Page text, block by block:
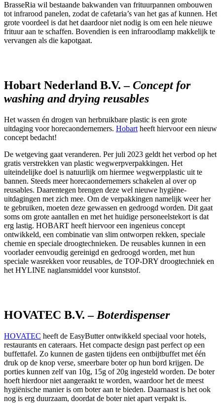
BrasseRia wil bestaande bakwanden van frituurpannen ombouwen
tot infrarood panelen, zodat de cafetaria’s van het gas af kunnen. Het
grote voordeel is dat het daardoor niet nodig is om een hele nieuwe
frituur aan te schaffen. Bovendien is een infraroodlamp makkelijk te
vervangen als die kapotgaat.
Hobart Nederland B.V. –Concept for
washing and drying reusables
Het wassen én drogen van herbruikbare plastic is een grote
uitdaging voor horecaondernemers. Hobart heeft hiervoor een nieuw
concept bedacht!
De wetgeving gaat veranderen. Per juli 2023 geldt het verbod op het
gratis verstrekken van plastic wegwerpverpakkingen. Het
uiteindelijke doel is natuurlijk om hiermee wegwerpplastic uit te
bannen. Steeds meer horecaondernemers schakelen al over op
reusables. Daarentegen brengen deze wel nieuwe hygiëne-
uitdagingen met zich mee. Om de verpakkingen namelijk weer her
te gebruiken, moeten deze gewassen en gedroogd worden. Dit gaat
soms om grote aantallen en met het huidige personeelstekort is dat
erg lastig. HOBART heeft hiervoor een ingenieus concept
ontwikkeld, een combinatie van slim ontworpen rekken, speciale
chemie en speciale droogtechnieken. De reusables kunnen in een
voorlader eenvoudig gereinigd en gedroogd worden, met hun
speciale wasrekken voor reusables, de TOP-DRY droogtechniek en
het HYLINE naglansmiddel voor kunststof.
HOVATEC B.V. – Boterdispenser
HOVATEC heeft de EasyButter ontwikkeld speciaal voor hotels,
restaurants en cateraars. Het compacte design past perfect op een
buffettafel. Zo kunnen de gasten tijdens een ontbijtbuffet met één
druk op de knop verse, smeerbare boter op hun bord krijgen. De
porties kunnen zelf van 10g, 15g of 20g ingesteld worden. De boter
hoeft hierdoor niet aangeraakt te worden, waardoor het de meest
hygiënische manier is om boter aan te bieden. Daarnaast is het ook
nog is erg duurzaam, doordat de boter niet apart verpakt is.